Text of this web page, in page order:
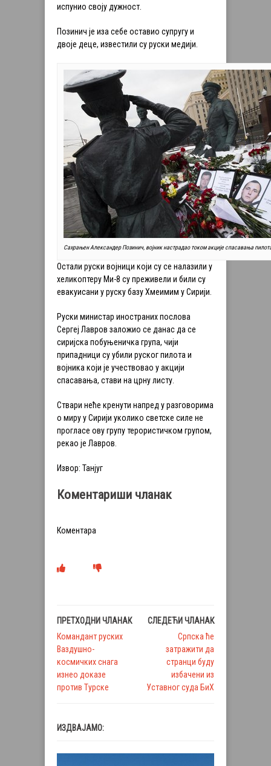
испунио своју дужност.
Позинич је иза себе оставио супругу и
двоје деце, известили су руски медији.
Сахрањен Александер Позинич, воjник настрадао током акциjе спасавања
Остали руски војници који су се налазили у
хеликоптеру Ми-8 су преживели и били су
евакуисани у руску базу Хмеимим у Сирији.
Руски министар иностраних послова
Сергеј Лавров заложио се данас да се
сиријска побуњеничка група, чији
припадници су убили руског пилота и
војника који је учествовао у акцији
спасавања, стави на црну листу.
Ствари неће кренути напред у разговорима
о миру у Сирији уколико светске силе не
прогласе ову групу терористичком групом,
рекао је Лавров.
Извор: Танјуг
Коментариши чланак
Коментара
ПРЕТХОДНИ ЧЛАНАК
Командант руских
Ваздушно-
космичких снага
изнео доказе
против Турске
СЛЕДЕЋИ ЧЛАНАК
Српска ће
затражити да
странци буду
избачени из
Уставног суда БиХ
ИЗДВАЈАМО: